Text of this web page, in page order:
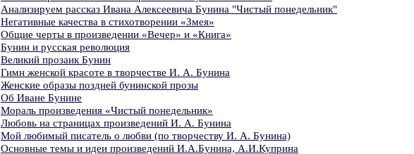
Анализируем рассказ Ивана Алексеевича Бунина "Чистый понедельник"
Негативные качества в стихотворении «Змея»
Общие черты в произведении «Вечер» и «Книга»
Бунин и русская революция
Великий прозаик Бунин
Гимн женской красоте в творчестве И. А. Бунина
Женские образы поздней бунинской прозы
Об Иване Бунине
Мораль произведения «Чистый понедельник»
Любовь на страницах произведений И. А. Бунина
Мой любимый писатель о любви (по творчеству И. А. Бунина)
Основные темы и идеи произведений И.А.Бунина, А.И.Куприна